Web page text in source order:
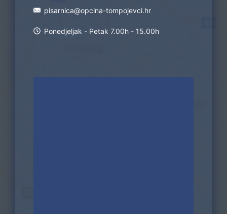
pisarnica@opcina-tompojevci.hr
Ponedjeljak - Petak 7.00h - 15.00h